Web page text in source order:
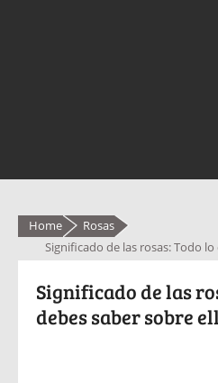
Home
Rosas
Significado de las rosas: Todo
Significado de las
debes saber sobre